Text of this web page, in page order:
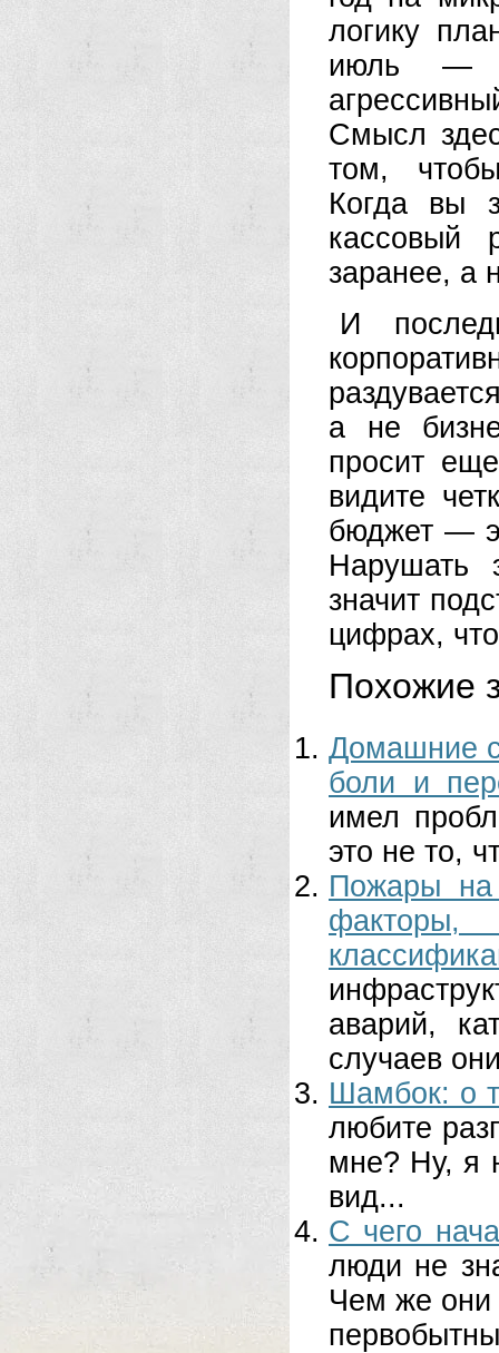
логику
июль —
Смысл
том,
Когда вы
кассовый
заранее, а
И
а не
просит
видите
бюджет —
Нарушать
значит
цифрах,
Похожие
Домашние
боли и
имел
это не то,
Пожары на
факторы,
аварий,
случаев
Шамбок: о
любите
мне? Ну, я
вид...
С чего
люди не
Чем же они